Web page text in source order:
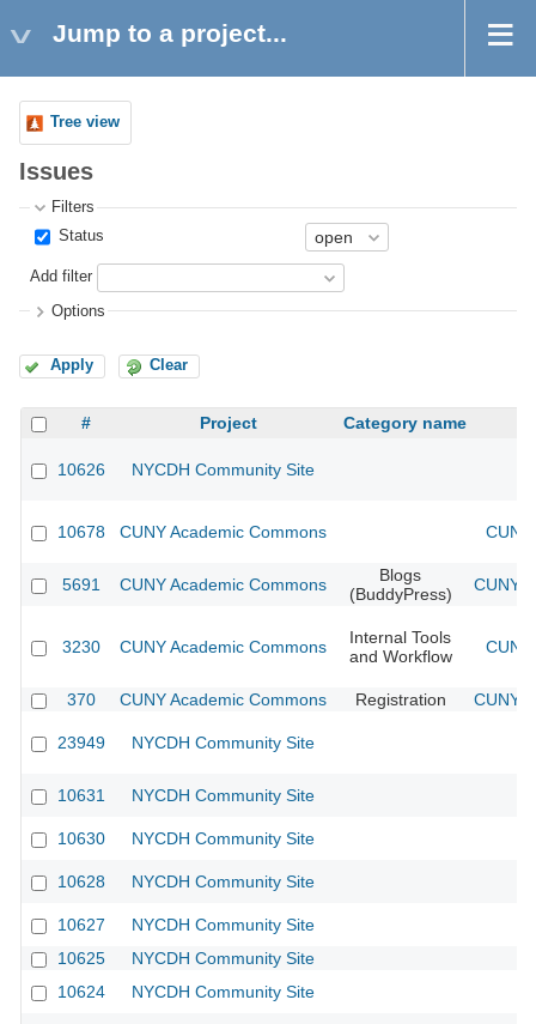
Jump to a project...
Tree view
Issues
Filters
Status
Add filter
Options
Apply Clear
# Project Category name
10626 NYCDH Community Site
10678 CUNY Academic Commons
5691 CUNY Academic Commons
Blogs
(BuddyPress)
CUNY
3230 CUNY Academic Commons
Internal Tools
and Workflow
370 CUNY Academic Commons Registration CUNY
23949 NYCDH Community Site
10631 NYCDH Community Site
10630 NYCDH Community Site
10628 NYCDH Community Site
10627
NYCDH Community Site
10625
NYCDH Community Site
10624
NYCDH Community Site